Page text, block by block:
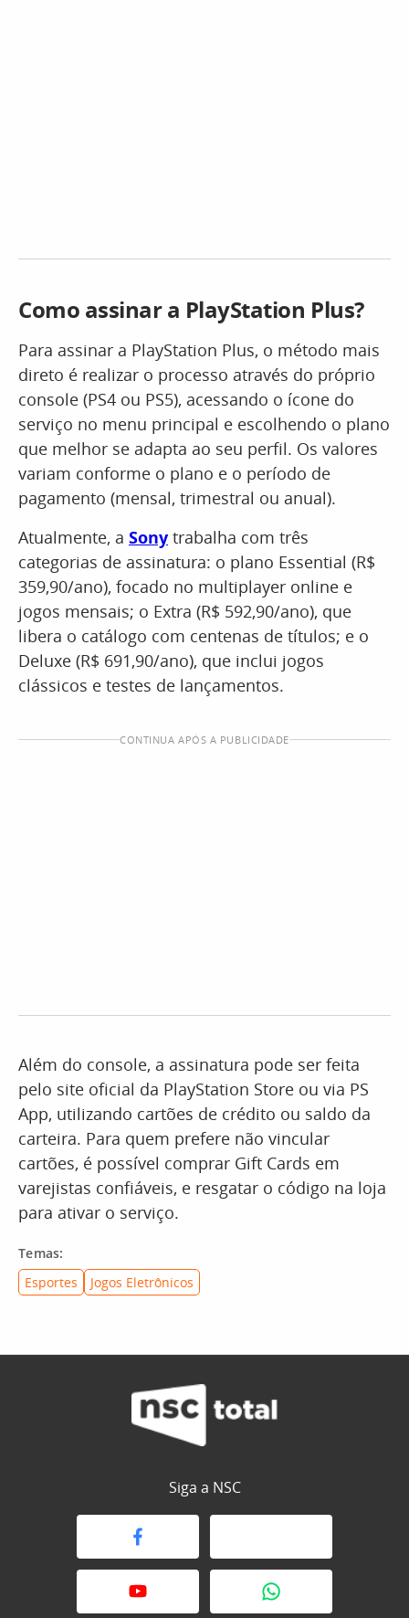
Como assinar a PlayStation Plus?
Para assinar a PlayStation Plus, o método mais
direto é realizar o processo através do próprio
console (PS4 ou PS5), acessando o ícone do
serviço no menu principal e escolhendo o plano
que melhor se adapta ao seu perfil. Os valores
variam conforme o plano e o período de
pagamento (mensal, trimestral ou anual).
Atualmente, a Sony trabalha com três
categorias de assinatura: o plano Essential (R$
359,90/ano), focado no multiplayer online e
jogos mensais; o Extra (R$ 592,90/ano), que
libera o catálogo com centenas de títulos; e o
Deluxe (R$ 691,90/ano), que inclui jogos
clássicos e testes de lançamentos.
CONTINUA APÓS A PUBLICIDADE
Além do console, a assinatura pode ser feita
pelo site oficial da PlayStation Store ou via PS
App, utilizando cartões de crédito ou saldo da
carteira. Para quem prefere não vincular
cartões, é possível comprar Gift Cards em
varejistas confiáveis, e resgatar o código na loja
para ativar o serviço.
Temas:
Esportes
Jogos Eletrônicos
Siga a NSC